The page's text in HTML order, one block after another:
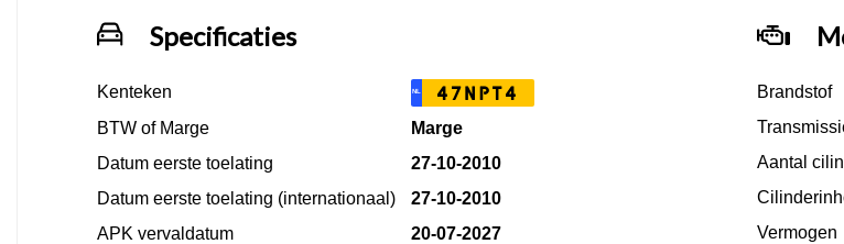
Specificaties
Kenteken NL 47NPT4
BTW of Marge
Marge
Datum eerste toelating
27-10-2010
Datum eerste toelating (internationaal)
27-10-2010
APK vervaldatum
20-07-2027
Brandstof
Aantal
Vermogen